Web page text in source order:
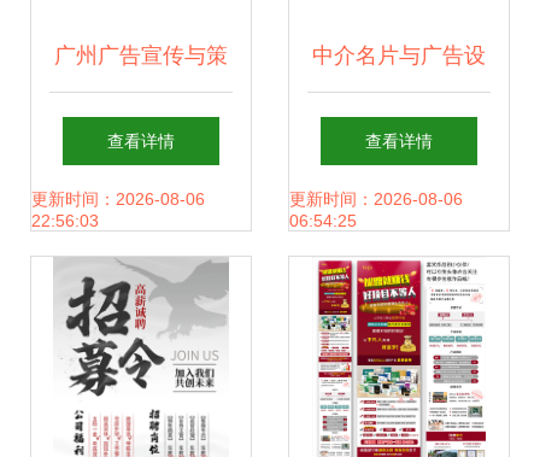
广州广告宣传与策
划 打造品牌影响力
的核心路径
查看详情
更新时间：2026-08-06
22:56:03
中介名片与广告设
计 打造专业视觉助
手的代理服务
查看详情
更新时间：2026-08-06
06:54:25